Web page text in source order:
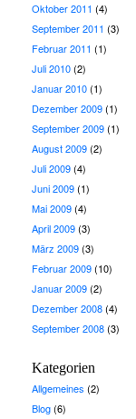
Oktober 2011 (4)
September 2011 (3)
Februar 2011 (1)
Juli 2010(2)
Januar 2010(1)
Dezember 2009(1)
September 2009(1)
August 2009(2)
Juli 2009(4)
Juni 2009(1)
Mai 2009(4)
April 2009(3)
März 2009(3)
Februar 2009(10)
Januar 2009(2)
Dezember 2008(4)
September 2008(3)
Kategorien
Allgemeines (2)
Blog(6)